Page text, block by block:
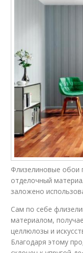
Флизелиновые обои
отделочный
заложено
Сам по себе
материалом,
целлюлозы и
Благодаря этому